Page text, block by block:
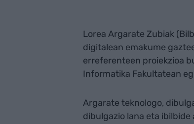
Lorea Argarate Zubiak
digitalean emakume
erreferenteen proiekzioa
Informatika Fakultatean
Argarate teknologo,
dibulgazio lana eta